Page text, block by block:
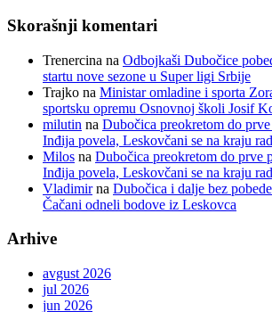
Skorašnji komentari
Trenercina na Odbojkaši Dubočice
startu nove sezone u Super ligi Srbije
Trajko na Ministar omladine i sporta
sportsku opremu Osnovnoj školi Josif
milutin na Dubočica preokretom do
Inđija povela, Leskovčani se na kraju
Milos na Dubočica preokretom do prve
Inđija povela, Leskovčani se na kraju
Vladimirna Dubočica i dalje bez
Čačani odneli bodove iz Leskovca
Arhive
avgust 2026
jul 2026
jun 2026